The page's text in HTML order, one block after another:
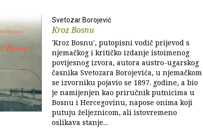
Svetozar Borojević
Kroz Bosnu
'Kroz Bosnu', putopisni vodič prijevod s
njemačkog i kritičko izdanje istoimenog
povijesnog izvora, autora austro-ugarskog
časnika Svetozara Borojevića, u njemačkom
se izvorniku pojavio se 1897. godine, a bio
je namijenjen kao priručnik putnicima u
Bosnu i Hercegovinu, napose onima koji
putuju željeznicom, ali istovremeno
oslikava stanje...